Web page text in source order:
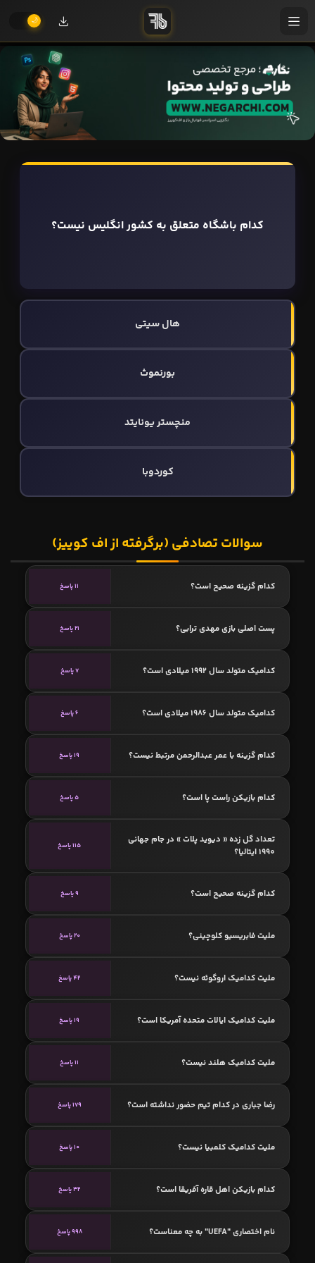
کدام باشگاه متعلق به کشور انگلیس نیست؟
هال سیتی
بورنموث
منچستر یونایتد
کوردوبا
سوالات تصادفی (برگرفته از اف کوییز)
کدام گزینه صحیح است؟ 11 پاسخ
پست اصلی بازی مهدی ترابی؟ 21 پاسخ
کدامیک متولد سال 1992 میلادی است؟ 7 پاسخ
کدامیک متولد سال 1986 میلادی است؟ 6 پاسخ
کدام گزینه با عمر عبدالرحمن مرتبط نیست؟ 19 پاسخ
کدام بازیکن راست پا است؟ 5 پاسخ
تعداد گل زده « دیوید پلات » در جام جهانی
1990 ایتالیا؟
115 پاسخ
کدام گزینه صحیح است؟ 9 پاسخ
ملیت فابریسیو کلوچینی؟ 20 پاسخ
ملیت کدامیک اروگوئه نیست؟ 42 پاسخ
ملیت کدامیک ایالات متحده آمریکا است؟ 19 پاسخ
ملیت کدامیک هلند نیست؟ 11 پاسخ
رضا جباری در کدام تیم حضور نداشته است؟ 179 پاسخ
ملیت کدامیک کلمبیا نیست؟ 10 پاسخ
کدام بازیکن اهل قاره آفریقا است؟ 32 پاسخ
نام اختصاری "UEFA" به چه معناست؟ 998 پاسخ